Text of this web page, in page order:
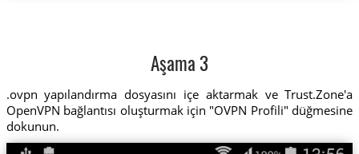
Aşama 3
.ovpn yapılandırma dosyasını içe aktarmak ve Trust.Zone'a
OpenVPN bağlantısı oluşturmak için "OVPN Profili" düğmesine
dokunun.